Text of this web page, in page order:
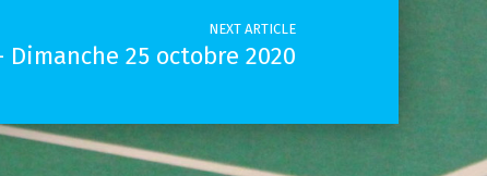
NEXT ARTICLE
25 octobre 2020